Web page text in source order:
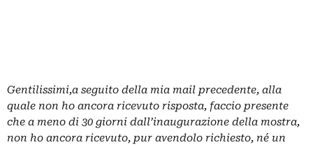
Gentilissimi,a seguito della mia mail precedente, alla
quale non ho ancora ricevuto risposta, faccio presente
che a meno di 30 giorni dall’inaugurazione della mostra,
non ho ancora ricevuto, pur avendolo richiesto, né un